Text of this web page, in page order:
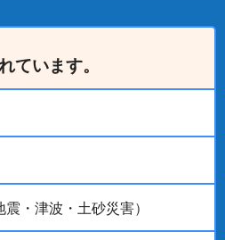
ています。
・津波・土砂災害）